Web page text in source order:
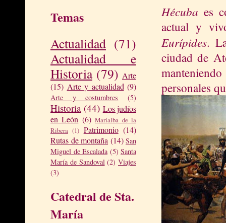
Temas
Actualidad (71)
Actualidad e
Historia (79) Arte
(15) Arte y actualidad (9)
Arte y costumbres (5)
Historia (44) Los judíos
en León (6) Marialba de la
Ribera (1) Patrimonio (14)
Rutas de montaña (14) San
Miguel de Escalada (5) Santa
María de Sandoval (2) Viajes
(3)
Catedral de Sta.
María
Hécuba es
actual y
Eurípides.
ciudad de
personales